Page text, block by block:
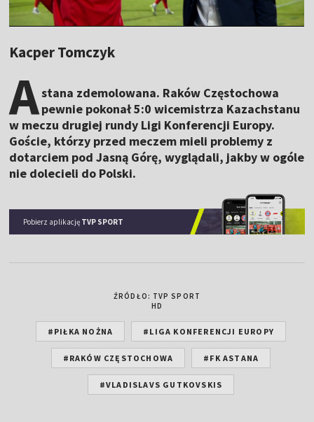
Kacper Tomczyk
Astana zdemolowana. Raków Częstochowa
pewnie pokonał 5:0 wicemistrza Kazachstanu
w meczu drugiej rundy Ligi Konferencji Europy.
Goście, którzy przed meczem mieli problemy z
dotarciem pod Jasną Górę, wyglądali, jakby w ogóle
nie dolecieli do Polski.
Pobierz aplikację TVP SPORT
ŹRÓDŁO: TVP SPORT
HD
#PIŁKA NOŻNA #LIGA KONFERENCJI EUROPY
#RAKÓW CZĘSTOCHOWA #FK ASTANA
#VLADISLAVS GUTKOVSKIS